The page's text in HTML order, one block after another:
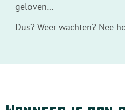
geloven…
Dus? Weer wachten? Nee